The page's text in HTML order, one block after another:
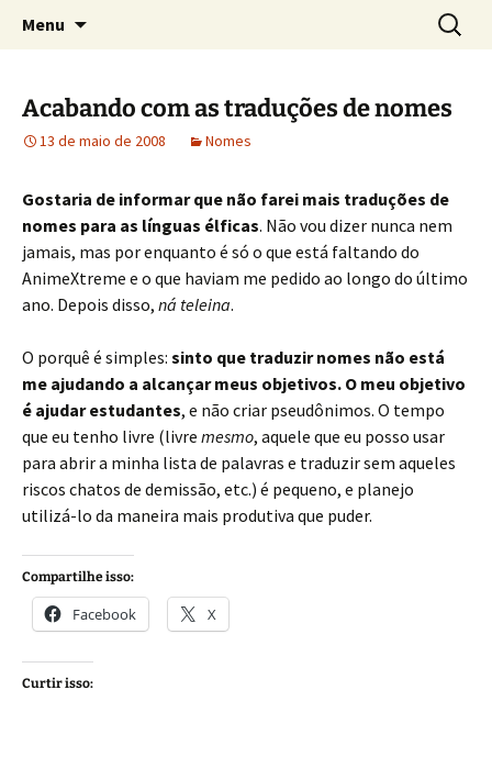
Tolkien e o Élfico
Sobre as línguas d'O Senhor dos Anéis
Menu
por:
Acabando com as traduções de nomes
13 de maio de 2008 Nomes
Gostaria de informar que não farei mais traduções de
nomes para as línguas élficas. Não vou dizer nunca nem
jamais, mas por enquanto é só o que está faltando do
AnimeXtreme e o que haviam me pedido ao longo do último
ano. Depois disso, ná teleina.
O porquê é simples: sinto que traduzir nomes não está
me ajudando a alcançar meus objetivos. O meu objetivo
é ajudar estudantes, e não criar pseudônimos. O tempo
que eu tenho livre (livre mesmo, aquele que eu posso usar
para abrir a minha lista de palavras e traduzir sem aqueles
riscos chatos de demissão, etc.) é pequeno, e planejo
utilizá-lo da maneira mais produtiva que puder.
Compartilhe isso:
Facebook X
Curtir isso: